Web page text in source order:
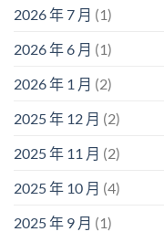
2026 年 7 月 (1)
2026 年 6 月 (1)
2026 年 1 月 (2)
2025 年 12 月 (2)
2025 年 11 月 (2)
2025 年 10 月 (4)
2025 年 9 月 (1)